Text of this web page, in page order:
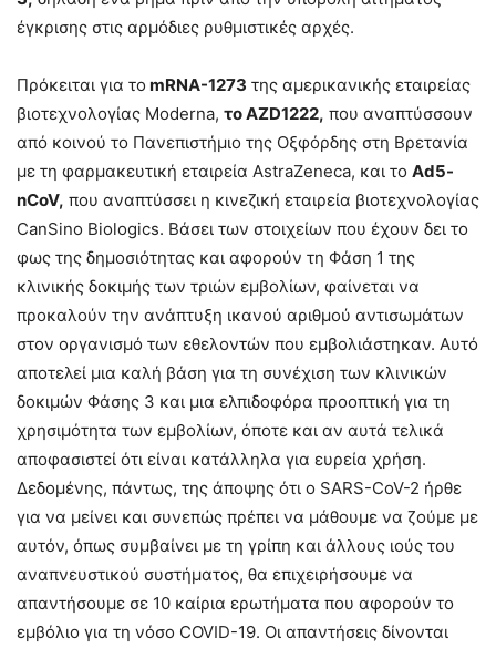
έγκρισης στις αρμόδιες ρυθμιστικές αρχές.
Πρόκειται για το mRNA-1273 της αμερικανικής εταιρείας
βιοτεχνολογίας Moderna, το AZD1222, που αναπτύσσουν
από κοινού το Πανεπιστήμιο της Οξφόρδης στη Βρετανία
με τη φαρμακευτική εταιρεία AstraZeneca, και το Ad5-
nCoV, που αναπτύσσει η κινεζική εταιρεία βιοτεχνολογίας
CanSino Biologics. Βάσει των στοιχείων που έχουν δει το
φως της δημοσιότητας και αφορούν τη Φάση 1 της
κλινικής δοκιμής των τριών εμβολίων, φαίνεται να
προκαλούν την ανάπτυξη ικανού αριθμού αντισωμάτων
στον οργανισμό των εθελοντών που εμβολιάστηκαν. Αυτό
αποτελεί μια καλή βάση για τη συνέχιση των κλινικών
δοκιμών Φάσης 3 και μια ελπιδοφόρα προοπτική για τη
χρησιμότητα των εμβολίων, όποτε και αν αυτά τελικά
αποφασιστεί ότι είναι κατάλληλα για ευρεία χρήση.
Δεδομένης, πάντως, της άποψης ότι ο SARS-CoV-2 ήρθε
για να μείνει και συνεπώς πρέπει να μάθουμε να ζούμε με
αυτόν, όπως συμβαίνει με τη γρίπη και άλλους ιούς του
αναπνευστικού συστήματος, θα επιχειρήσουμε να
απαντήσουμε σε 10 καίρια ερωτήματα που αφορούν το
εμβόλιο για τη νόσο COVID-19. Οι απαντήσεις δίνονται